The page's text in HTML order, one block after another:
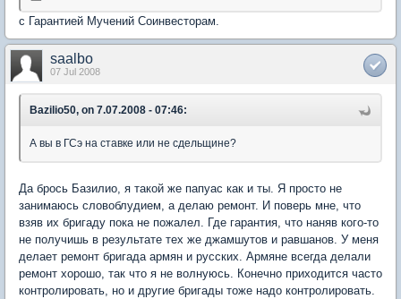
с Гарантией Мучений Соинвесторам.
saalbo
07 Jul 2008
Bazilio50, on 7.07.2008 - 07:46:
А вы в ГСэ на ставке или не сдельщине?
Да брось Базилио, я такой же папуас как и ты. Я просто не
занимаюсь словоблудием, а делаю ремонт. И поверь мне, что
взяв их бригаду пока не пожалел. Где гарантия, что наняв кого-то
не получишь в результате тех же джамшутов и равшанов. У меня
делает ремонт бригада армян и русских. Армяне всегда делали
ремонт хорошо, так что я не волнуюсь. Конечно приходится часто
контролировать, но и другие бригады тоже надо контролировать.